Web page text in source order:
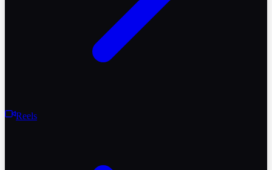
Reels